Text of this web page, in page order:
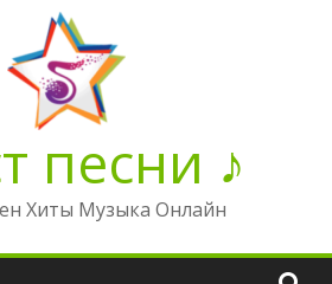
песни ♪
Хиты Музыка Онлайн